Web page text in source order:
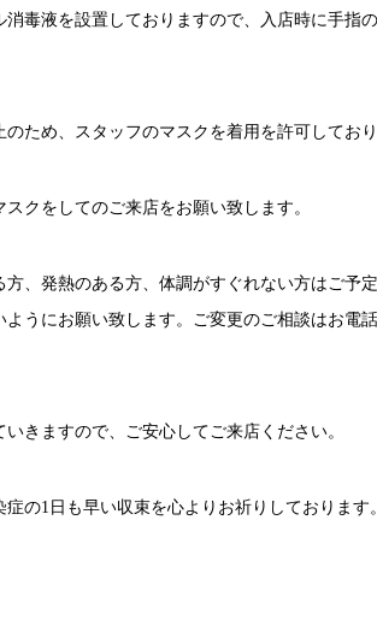
毒液を設置しておりますので、入店時に手指
ため、スタッフのマスクを着用を許可してお
クをしてのご来店をお願い致します。
、発熱のある方、体調がすぐれない方はご予
うにお願い致します。ご変更のご相談はお電話
きますので、ご安心してご来店ください。
症の1 日も早い収束を心よりお祈りしております。